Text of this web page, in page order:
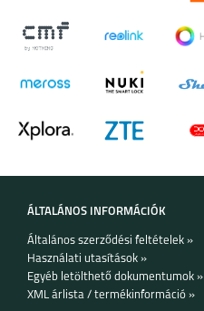
ÁLTALÁNOS INFORMÁCIÓK
Általános szerződési feltételek »
Használati utasítások »
Egyéb letölthető dokumentumok »
XML árlista / termékinformáció »